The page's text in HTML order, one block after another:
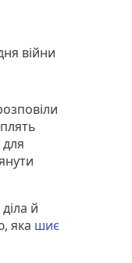
війни
й
яка шиє